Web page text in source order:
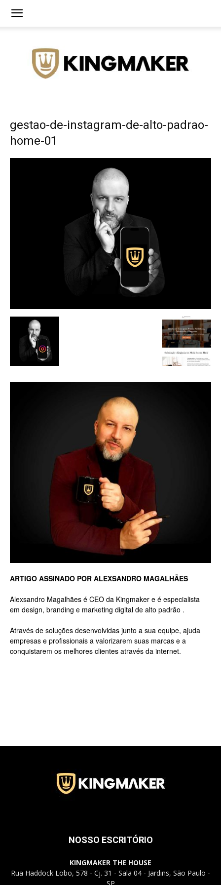
Agência
de
Branding
de
e
na
Rua
Haddock
Lobo,
–
SP
gestao-de-instagram-de-alto-padrao-
home-01
ARTIGO ASSINADO POR ALEXSANDRO MAGALHÃES
Alexsandro Magalhães é CEO da Kingmaker e é especialista
em design, branding e marketing digital de alto padrão .
Através de soluções desenvolvidas junto a sua equipe, ajuda
empresas e profissionais a valorizarem suas marcas e a
conquistarem os melhores clientes através da internet.
NOSSO ESCRITÓRIO
KINGMAKER THE HOUSE
Rua Haddock Lobo, 578 - Cj. 31 - Sala 04 - Jardins, São Paulo -